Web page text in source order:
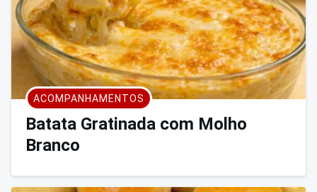
ACOMPANHAMENTOS
Batata Gratinada com Molho
Branco